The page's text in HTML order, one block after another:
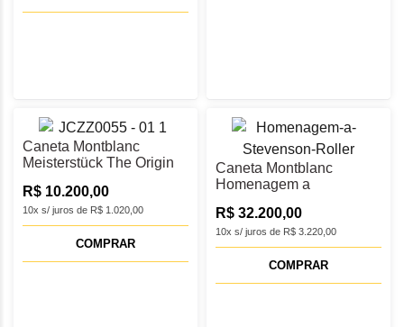
Caneta Montblanc
Meisterstück The Origin
- MB131351
10x s/ juros de R$ 1.020,00
R$ 10.200,00
COMPRAR
Caneta Montblanc
Homenagem a
MB129522
10x s/ juros de R$ 3.220,00
R$ 32.200,00
COMPRAR